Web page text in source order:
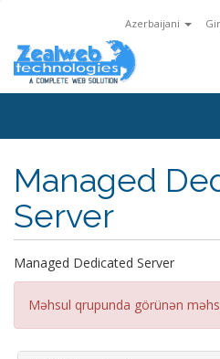
Azerbaijani
Managed
Server
Managed Dedicated Server
Məhsul qrupunda görünən